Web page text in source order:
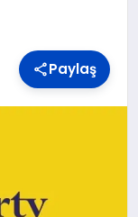
Paylaş